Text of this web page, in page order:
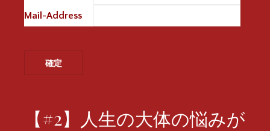
Mail-Address
【#2】人生の大体の悩みが